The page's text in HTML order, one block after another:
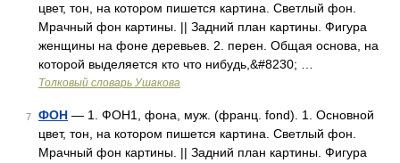
цвет, тон, на котором пишется картина. Светлый фон.
Мрачный фон картины. || Задний план картины. Фигура
женщины на фоне деревьев. 2. перен. Общая основа, на
которой выделяется кто что нибудь,&#8230; …
Толковый словарь Ушакова
7 ФОН — 1. ФОН1, фона, муж. (франц. fond). 1. Основной
цвет, тон, на котором пишется картина. Светлый фон.
Мрачный фон картины. || Задний план картины. Фигура